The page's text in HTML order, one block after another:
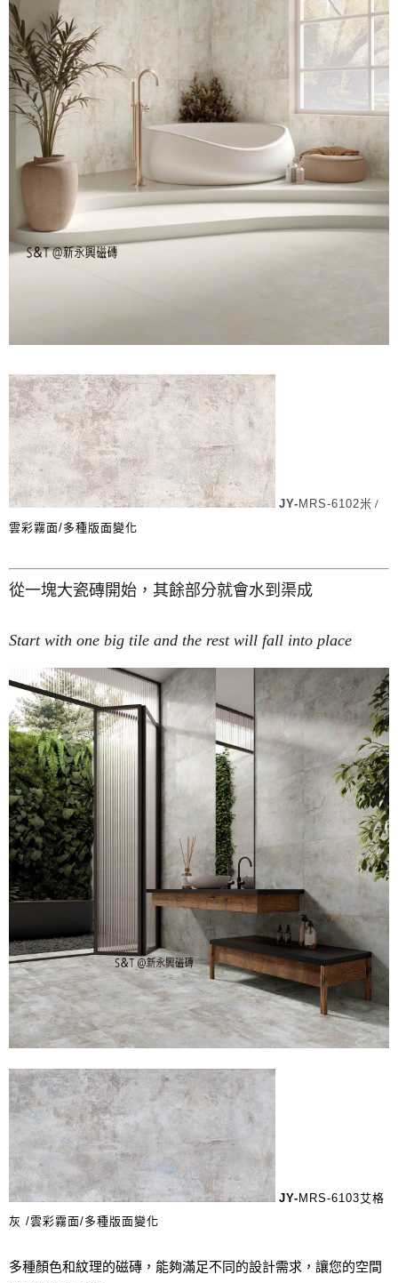
JY- MRS-6102米 /
雲彩霧面/多種版面變化
從一塊大瓷磚開始，其餘部分就會水到渠成
Start with one big tile and the rest will fall into place
JY- MRS-6103艾格
灰 /雲彩霧面/多種版面變化
多種顏色和紋理的磁磚，能夠滿足不同的設計需求，讓您的空間